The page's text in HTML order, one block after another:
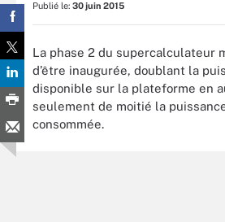
Publié le: 30 juin 2015
La phase 2 du supercalculateur
d’être inaugurée, doublant la
disponible sur la plateforme en
seulement de moitié la
consommée.